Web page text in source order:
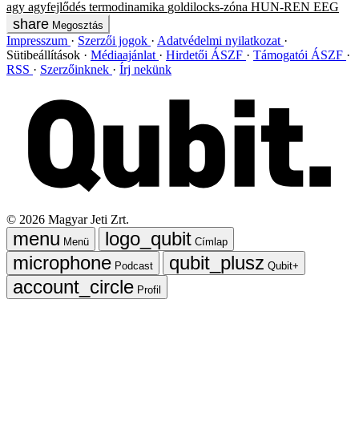
agy agyfejlődés termodinamika goldilocks-zóna HUN-REN EEG
Megosztás
Impresszum Szerzői jogok
Adatvédelmi nyilatkozat
Sütibeállítások
Médiaajánlat Hirdetői ÁSZF
Támogatói ÁSZF
RSS
Szerzőinknek Írj nekünk
© 2026 Magyar Jeti Zrt.
Menü
Címlap
Podcast
Qubit+
Profil